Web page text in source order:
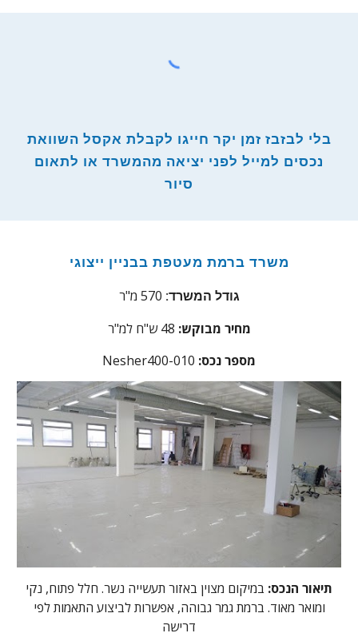
בלי לבזבז זמן יקר חייגו לקבלת אקסל השוואת
נכסים למייל לפני יציאה מהמשרד או לתאום
סיור
משרד ברמת מעטפת בבניין ייצוגי
גודל המשרד:
מחיר מבוקש: 48ש"ח למ"ר
מספר נכס: Nesher400-010
תיאור הנכס: במיקום מצוין באזור תעשייה נשר. חלל פתוח, נקי
ומואר מאוד. ברמת גמר גבוהה, אפשרות לביצוע התאמות לפי
דרישה